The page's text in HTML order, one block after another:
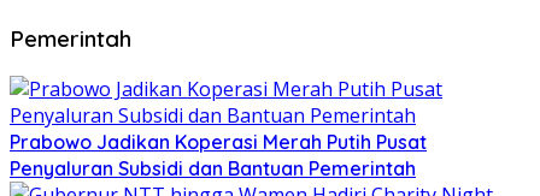
Pemerintah
Prabowo Jadikan Koperasi Merah Putih Pusat
Penyaluran Subsidi dan Bantuan Pemerintah